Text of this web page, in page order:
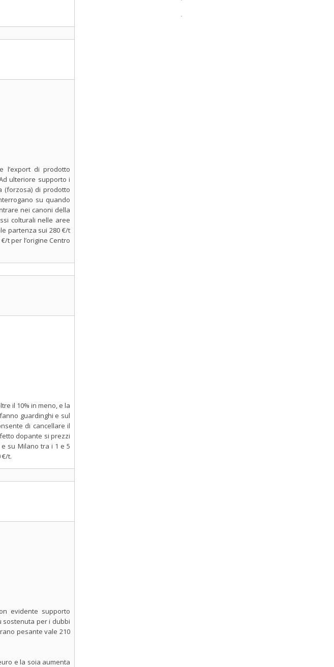
l’export di prodotto
ulteriore supporto i
(forzosa) di prodotto
su quando
nei canoni della
colturali nelle aree
partenza sui 280 €/t
t per l’origine Centro
il 10% in meno, e la
guardinghi e sul
di cancellare il
dopante si prezzi
su Milano tra i 1 e 5
t.
evidente supporto
sostenuta per i dubbi
pesante vale 210
e la soia aumenta